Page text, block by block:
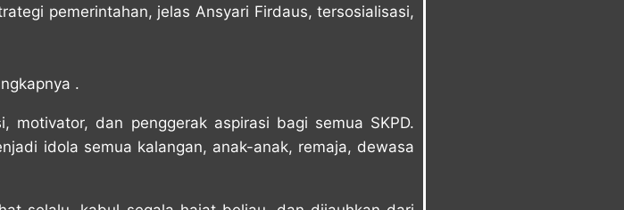
pemerintahan, jelas Ansyari Firdaus, tersosialisasi,
.
motivator, dan penggerak aspirasi bagi semua SKPD.
idola semua kalangan, anak-anak, remaja, dewasa